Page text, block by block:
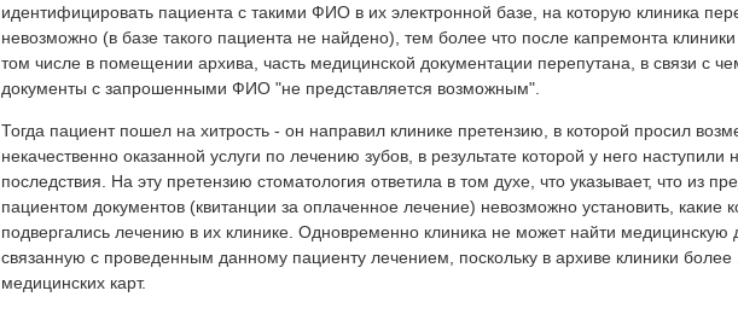
идентифицировать пациента с такими ФИО в их электронной базе, на которую клиника
невозможно (в базе такого пациента не найдено), тем более что после капремонта клиники
том числе в помещении архива, часть медицинской документации перепутана, в связи с
документы с запрошенными ФИО "не представляется возможным".
Тогда пациент пошел на хитрость - он направил клинике претензию, в которой просил
некачественно оказанной услуги по лечению зубов, в результате которой у него наступили
последствия. На эту претензию стоматология ответила в том духе, что указывает, что из
пациентом документов (квитанции за оплаченное лечение) невозможно установить, какие
подвергались лечению в их клинике. Одновременно клиника не может найти медицинскую
связанную с проведенным данному пациенту лечением, поскольку в архиве клиники более
медицинских карт.